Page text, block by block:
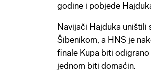
godine i pobjede
Navijači Hajduka uništili
Šibenikom, a HNS je
finale Kupa biti
jednom biti domaćin.